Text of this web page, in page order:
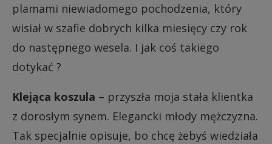
plamami niewiadomego pochodzenia, który
wisiał w szafie dobrych kilka miesięcy czy rok
do następnego wesela. I jak coś takiego
dotykać ?
Klejąca koszula – przyszła moja stała klientka
z dorosłym synem. Elegancki młody mężczyzna.
Tak specjalnie opisuje, bo chcę żebyś wiedziała